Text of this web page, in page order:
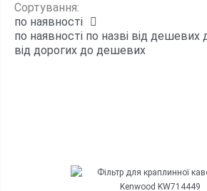
Сортування:
по наявності
по наявності по назві від дешевих
від дорогих до дешевих